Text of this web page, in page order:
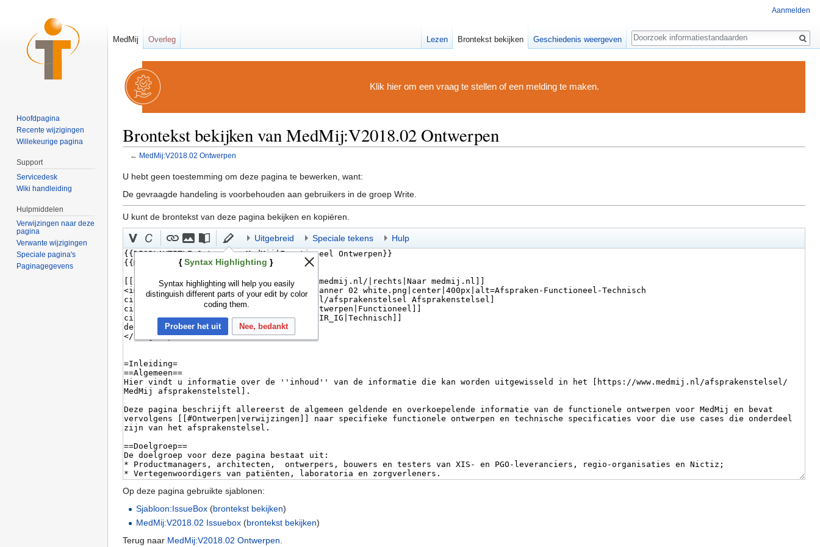
Klik hier om een vraag te stellen of een melding te maken.
Brontekst bekijken van MedMij:V2018.02 Ontwerpen
← MedMij:V2018.02 Ontwerpen
U hebt geen toestemming om deze pagina te bewerken, want:
De gevraagde handeling is voorbehouden aan gebruikers in de groep Write.
U kunt de brontekst van deze pagina bekijken en kopiëren.
Uitgebreid Speciale tekens Hulp
Op deze pagina gebruikte sjablonen:
Sjabloon:IssueBox (brontekst bekijken)
MedMij:V2018.02 Issuebox (brontekst bekijken)
Terug naar MedMij:V2018.02 Ontwerpen.
Aanmelden
MedMij Overleg Lezen Brontekst bekijken Geschiedenis weergeven
Zoeken
Hoofdpagina
Recente wijzigingen
Willekeurige pagina
Support
Servicedesk
Wiki handleiding
Hulpmiddelen
Verwijzingen naar deze
pagina
Verwante wijzigingen
Speciale pagina's
Paginagegevens
{Syntax Highlighting }
Syntax highlighting will help you easily
distinguish different parts of your edit by color
coding them.
Probeer het uit Nee, bedankt